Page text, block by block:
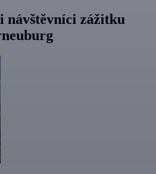
návštěvníci zážitku